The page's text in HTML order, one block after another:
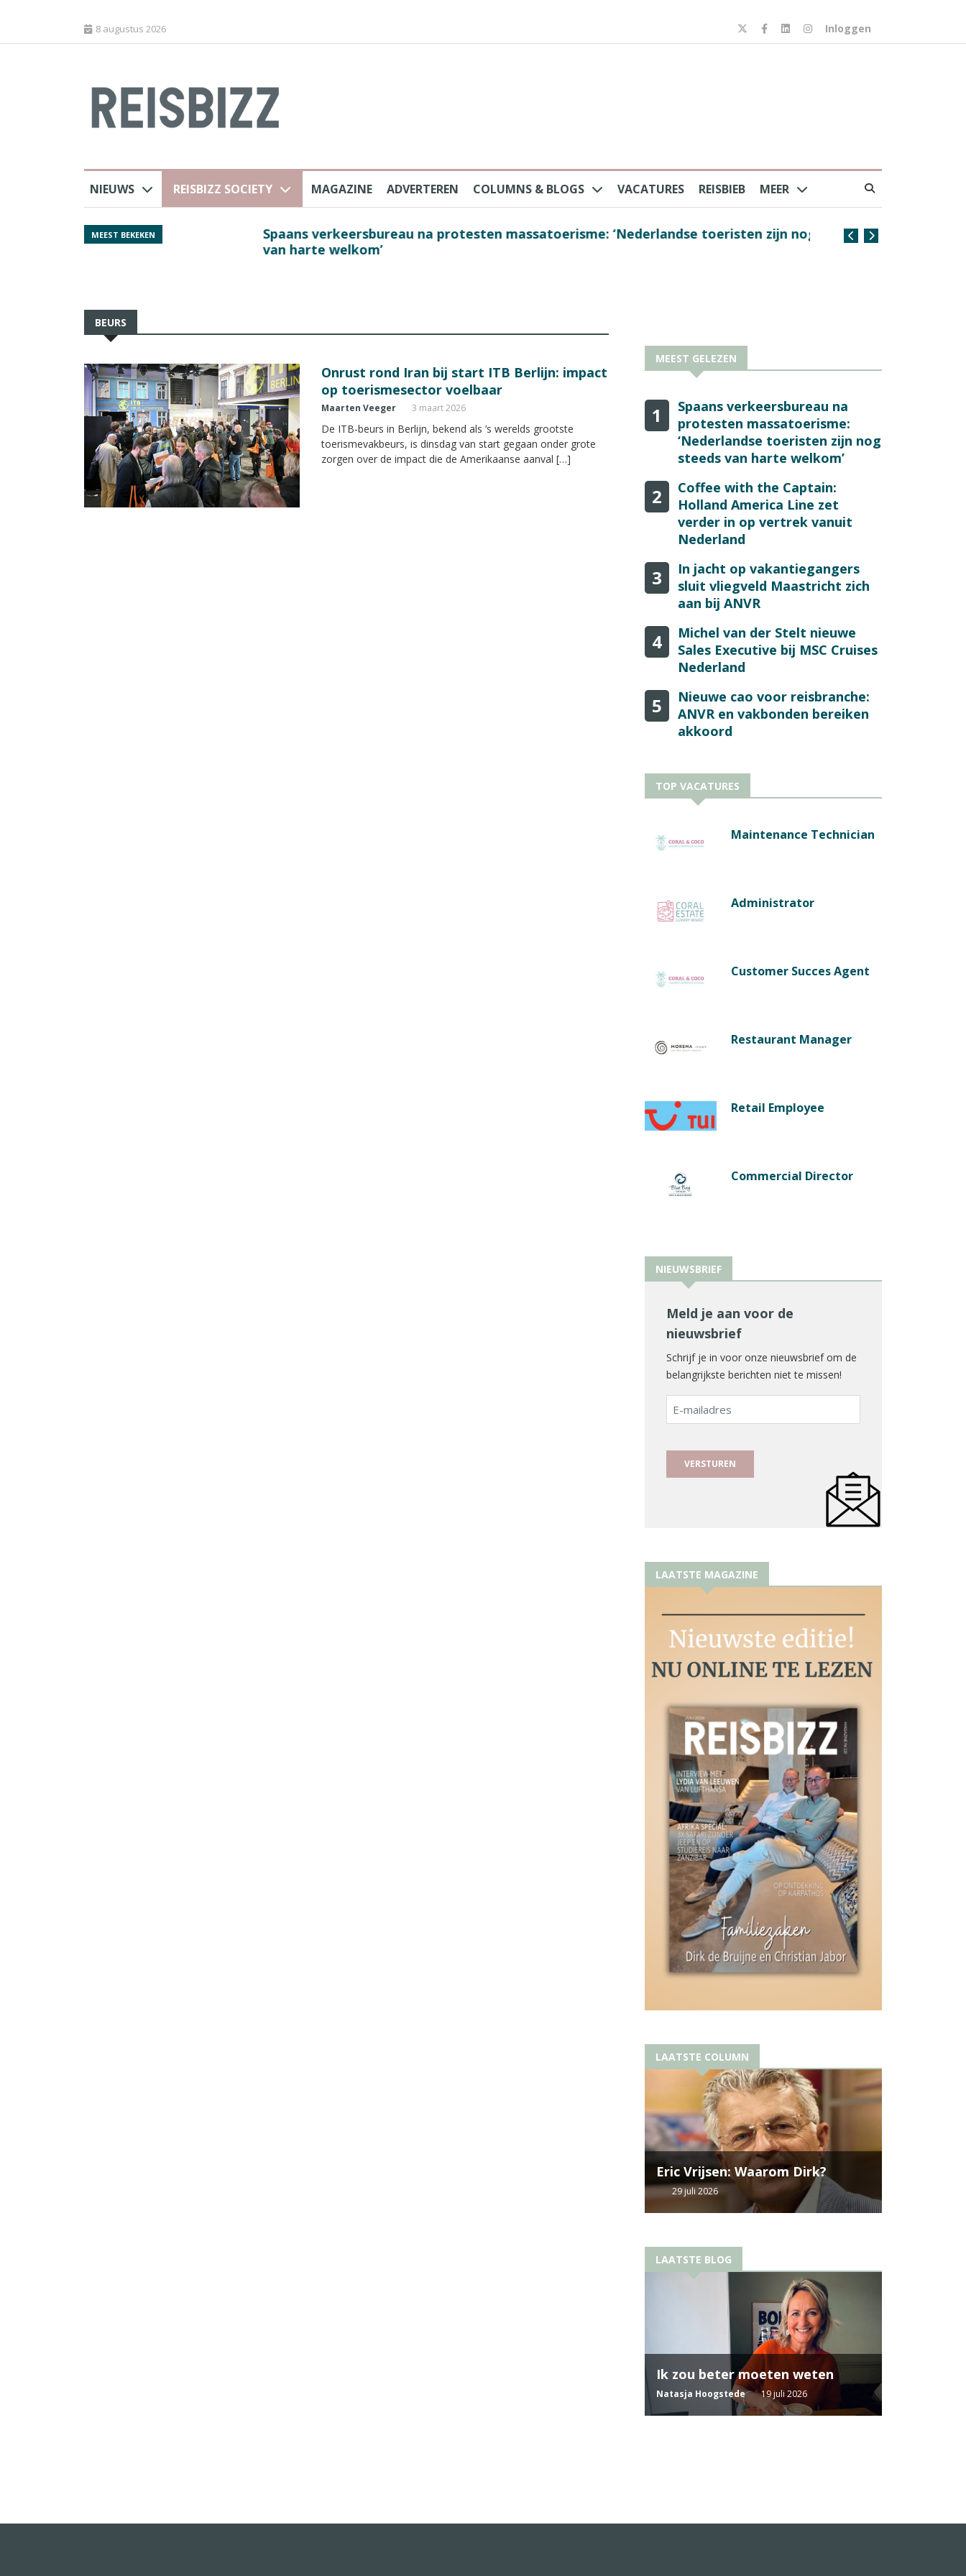
8 augustus 2026 Inloggen
NIEUWS REISBIZZ SOCIETY MAGAZINE ADVERTEREN COLUMNS & BLOGS VACATURES REISBIEB MEER
MEEST BEKEKEN
Spaans verkeersbureau na protesten massatoerisme: ‘Nederlandse toeristen zijn nog steeds
van harte welkom’
Coffee with the
BEURS
Onrust rond Iran bij start ITB Berlijn: impact
op toerismesector voelbaar
Maarten Veeger 3 maart 2026
De ITB-beurs in Berlijn, bekend als ’s werelds grootste
toerismevakbeurs, is dinsdag van start gegaan onder grote
zorgen over de impact die de Amerikaanse aanval […]
MEEST GELEZEN
1
Spaans verkeersbureau na
protesten massatoerisme:
‘Nederlandse toeristen zijn nog
steeds van harte welkom’
2
Coffee with the Captain:
Holland America Line zet
verder in op vertrek vanuit
Nederland
3
In jacht op vakantiegangers
sluit vliegveld Maastricht zich
aan bij ANVR
4
Michel van der Stelt nieuwe
Sales Executive bij MSC Cruises
Nederland
5
Nieuwe cao voor reisbranche:
ANVR en vakbonden bereiken
akkoord
TOP VACATURES
Maintenance Technician
Administrator
Customer Succes Agent
Restaurant Manager
Retail Employee
Commercial Director
NIEUWSBRIEF
Meld je aan voor de
nieuwsbrief
Schrijf je in voor onze nieuwsbrief om de
belangrijkste berichten niet te missen!
E-
mailadres
LAATSTE MAGAZINE
LAATSTE COLUMN
Eric Vrijsen: Waarom Dirk?
29 juli 2026
LAATSTE BLOG
Ik zou beter moeten weten
Natasja Hoogstede 19 juli 2026